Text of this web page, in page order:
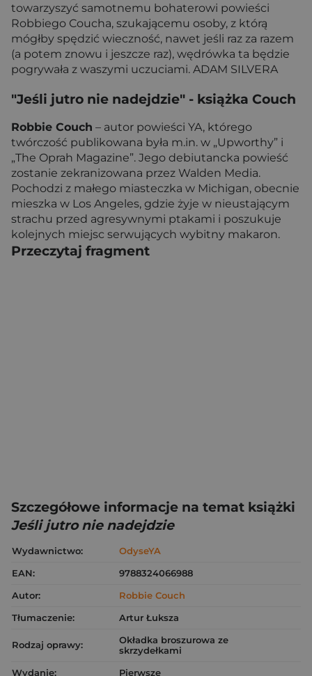
towarzyszyć samotnemu bohaterowi powieści
Robbiego Coucha, szukającemu osoby, z którą
mógłby spędzić wieczność, nawet jeśli raz za razem
(a potem znowu i jeszcze raz), wędrówka ta będzie
pogrywała z waszymi uczuciami. ADAM SILVERA
"Jeśli jutro nie nadejdzie" - książka Couch
Robbie Couch – autor powieści YA, którego
twórczość publikowana była m.in. w „Upworthy” i
„The Oprah Magazine”. Jego debiutancka powieść
zostanie zekranizowana przez Walden Media.
Pochodzi z małego miasteczka w Michigan, obecnie
mieszka w Los Angeles, gdzie żyje w nieustającym
strachu przed agresywnymi ptakami i poszukuje
kolejnych miejsc serwujących wybitny makaron.
Przeczytaj fragment
Szczegółowe informacje na temat książki
Jeśli jutro nie nadejdzie
Wydawnictwo:
OdyseYA
EAN:
9788324066988
Autor:
Robbie Couch
Tłumaczenie:
Artur Łuksza
Rodzaj oprawy:
Okładka broszurowa ze
skrzydełkami
Wydanie:
Pierwsze